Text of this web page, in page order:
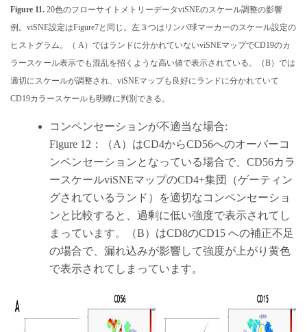
Figure 11. 20色のフローサイトメトリーデータviSNEのスケール調整の影響
例。viSNE設定はFigure7と同じ。左３つはリンパ球マーカーのスケール設定の
ヒストグラム。（ A）ではランドに分かれていないviSNEマップでCD19のカ
ラースケール表示でも混乱を招くような高い値で表示されている。（B）では
適切にスケールが調整され、viSNEマップも良好にランドに分かれていて
CD19カラースケールも明瞭に判別できる。
コンペンセーションが不適当な場合:
Figure 12：（A）はCD4からCD56へのオーバーコ
ンペンセーションとなっている場合で、CD56カラ
ースケールviSNEマップのCD4+集団（ゲーティン
グされているランド）を適切なコンペンセーショ
ンと比較すると、過剰に低い強度で表示されてし
まっています。（B）はCD8のCD15 への補正不足
の場合で、漏れ込みが影響して強度が上がり黄色
で表示されてしまっています。